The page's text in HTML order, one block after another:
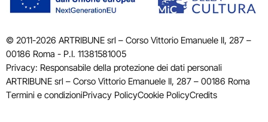
© 2011-2026 ARTRIBUNE srl – Corso Vittorio Emanuele II, 287 –
00186 Roma - P.I. 11381581005
Privacy: Responsabile della protezione dei dati personali
ARTRIBUNE srl – Corso Vittorio Emanuele II, 287 – 00186 Roma
Termini e condizioniPrivacy PolicyCookie PolicyCredits